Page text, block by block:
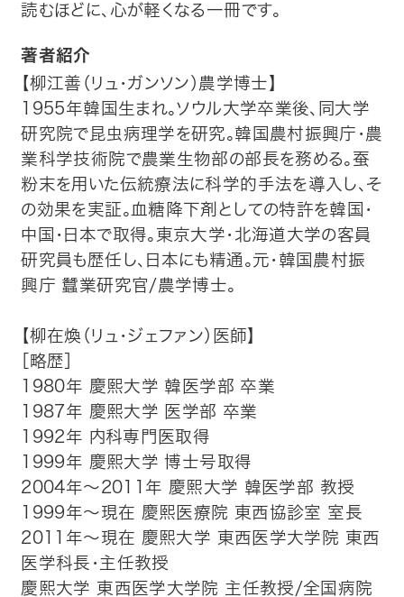
読むほどに、心が軽くなる一冊です。
著者紹介
【柳江善（リュ・ガンソン）農学博士】
1955年韓国生まれ。ソウル大学卒業後、同大学
研究院で昆虫病理学を研究。韓国農村振興庁・農
業科学技術院で農業生物部の部長を務める。蚕
粉末を用いた伝統療法に科学的手法を導入し、そ
の効果を実証。血糖降下剤としての特許を韓国・
中国・日本で取得。東京大学・北海道大学の客員
研究員も歴任し、日本にも精通。元・韓国農村振
興庁 蠶業研究官/農学博士。
【柳在煥（リュ・ジェファン）医師】
［略歴］
1980年 慶熙大学 韓医学部 卒業
1987年 慶熙大学 医学部 卒業
1992年 内科専門医取得
1999年 慶熙大学 博士号取得
2004年～2011年 慶熙大学 韓医学部 教授
1999年～現在 慶熙医療院 東西協診室 室長
2011年～現在 慶熙大学 東西医学大学院 東西
医学科長・主任教授
慶熙大学 東西医学大学院 主任教授/全国病院